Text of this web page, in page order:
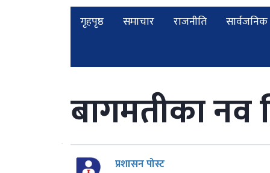
गृहपृष्ठ समाचार राजनीति
बागमतीका नव
प्रशासन पोस्ट